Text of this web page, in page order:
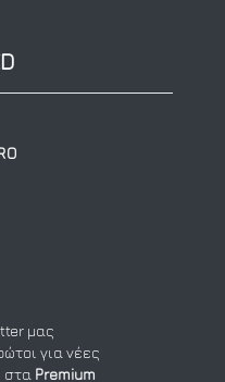
μας
για νέες
στα Premium